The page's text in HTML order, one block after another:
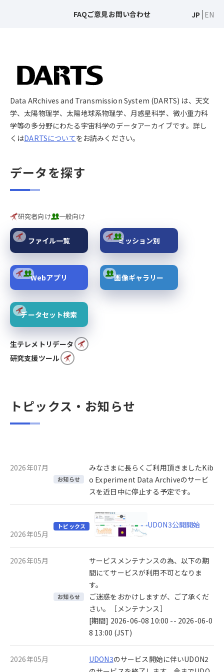
FAQご意見お問い合わせ JP EN
Data ARchives and Transmission System (DARTS) は、天文
学、太陽物理学、太陽地球系物理学、月惑星科学、微小重力科
学等の多分野にわたる宇宙科学のデータアーカイブです。詳し
くはDARTSについてをお読みください。
データを探す
研究者向け 一般向け
ファイル一覧 ミッション別
Webアプリ 画像ギャラリー
データセット検索
生テレメトリデータ
研究支援ツール
トピックス・お知らせ
2026年07月
お知らせ
みなさまに長らくご利用頂きましたKib
o Experiment Data Archiveのサービ
スを近日中に停止する予定です。
2026年05月
トピックス UDON3公開開始
2026年05月
お知らせ
サービスメンテナンスの為、以下の期
間にてサービスが利用不可となりま
す。
ご迷惑をおかけしますが、ご了承くだ
さい。［メンテナンス］
[期間] 2026-06-08 10:00 -- 2026-06-0
8 13:00 (JST)
2026年05月 UDON3のサービス開始に伴いUDON2